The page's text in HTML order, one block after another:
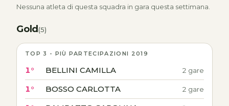
Nessuna atleta di questa squadra in gara questa settimana.
Gold(5)
TOP 3 - PIÙ PARTECIPAZIONI 2019
1° BELLINI CAMILLA 2 gare
1° BOSSO CARLOTTA 2 gare